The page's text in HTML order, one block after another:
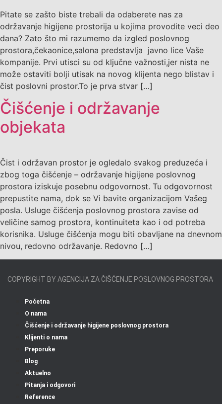
Pitate se zašto biste trebali da odaberete nas za
održavanje higijene prostorija u kojima provodite veci deo
dana? Zato što mi razumemo da izgled poslovnog
prostora,čekaonice,salona predstavlja javno lice Vaše
kompanije. Prvi utisci su od ključne važnosti,jer nista ne
može ostaviti bolji utisak na novog klijenta nego blistav i
čist poslovni prostor.To je prva stvar […]
Čišćenje i održavanje
objekata
Čist i održavan prostor je ogledalo svakog preduzeća i
zbog toga čišćenje – održavanje higijene poslovnog
prostora iziskuje posebnu odgovornost. Tu odgovornost
prepustite nama, dok se Vi bavite organizacijom Vašeg
posla. Usluge čišćenja poslovnog prostora zavise od
veličine samog prostora, kontinuiteta kao i od potreba
korisnika. Usluge čišćenja mogu biti obavljane na dnevnom
nivou, redovno održavanje. Redovno […]
COPYRIGHT BY AGENCIJA ZA ČIŠĆENJE POSLOVNOG PROSTORA
Početna
O nama
Čišćenje i održavanje higijene poslovnog prostora
Klijenti o nama
Preporuke
Blog
Aktuelno
Pitanja i odgovori
Reference